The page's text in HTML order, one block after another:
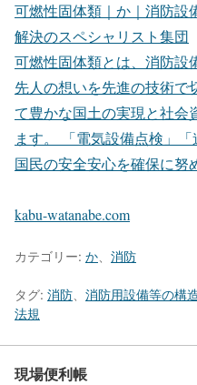
可燃性固体類｜か｜消防設
解決のスペシャリスト集団
可燃性固体類とは、消防
先人の想いを先進の技術で
て豊かな国土の実現と社会
ます。 「電気設備点検」
国民の安全安心を確保に努
kabu-watanabe.com
カテゴリー: か 消防
タグ: 消防 消防用設備等の構
法規
現場便利帳